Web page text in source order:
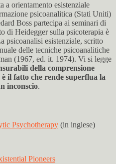
a orientamento esistenziale
psicoanalitica (Stati Uniti)
Boss partecipa ai seminari di
di Heidegger sulla psicoterapia è
psicoanalisi esistenziale, scritto
delle tecniche psicoanalitiche
(1967, ed. it. 1974). Vi si legge
della comprensione
il fatto che rende superflua la
inconscio.
Psychotherapy (in inglese)
Pioneers